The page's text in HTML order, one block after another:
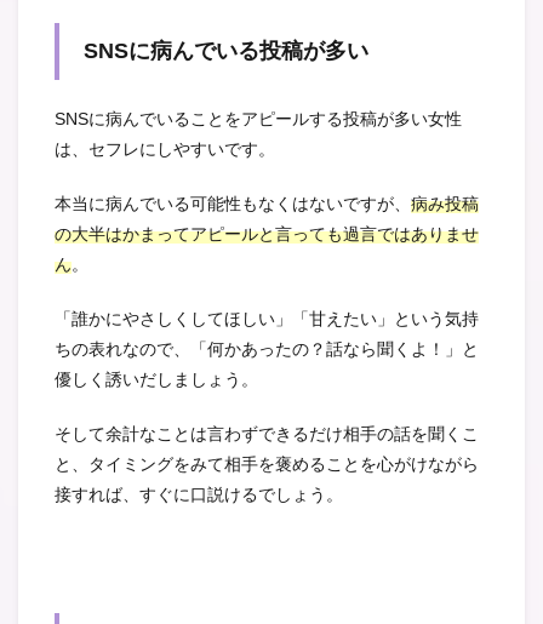
SNSに病んでいる投稿が多い
SNSに病んでいることをアピールする投稿が多い女性
は、セフレにしやすいです。
本当に病んでいる可能性もなくはないですが、 病み投稿
の大半はかまってアピールと言っても過言ではありませ
ん。
「誰かにやさしくしてほしい」「甘えたい」という気持
ちの表れなので、「何かあったの？話なら聞くよ！」と
優しく誘いだしましょう。
そして余計なことは言わずできるだけ相手の話を聞くこ
と、タイミングをみて相手を褒めることを心がけながら
接すれば、すぐに口説けるでしょう。